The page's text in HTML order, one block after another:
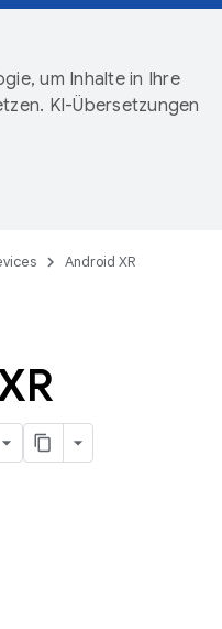
um Inhalte in Ihre
KI-Übersetzungen
Android XR